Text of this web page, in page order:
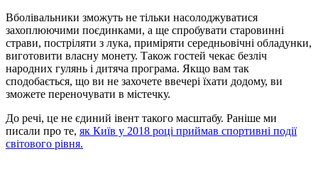
Вболівальники зможуть не тільки насолоджуватися
захоплюючими поєдинками, а ще спробувати старовинні
страви, постріляти з лука, приміряти середньовічні обладунки,
виготовити власну монету. Також гостей чекає безліч
народних гулянь і дитяча програма. Якщо вам так
сподобається, що ви не захочете ввечері їхати додому, ви
зможете переночувати в містечку.
До речі, це не єдиний івент такого масштабу. Раніше ми
писали про те, як Київ у 2018 році приймав спортивні події
світового рівня.